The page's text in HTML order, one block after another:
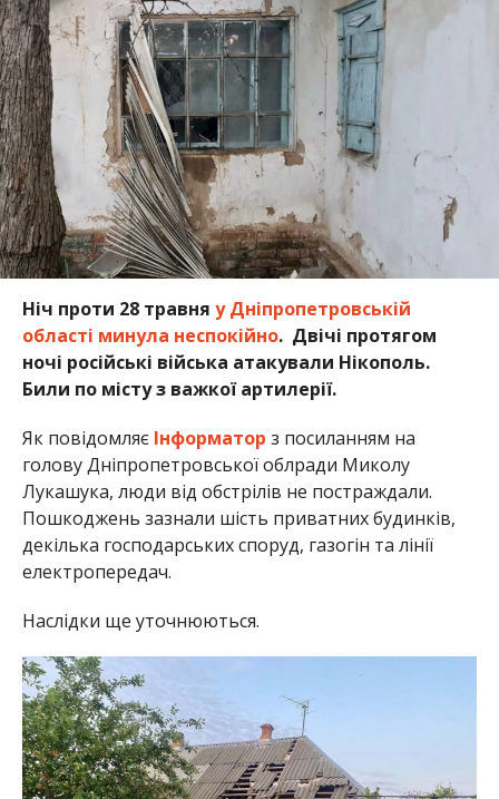
Ніч проти 28 травня у Дніпропетровській
області минула неспокійно. Двічі протягом
ночі російські війська атакували Нікополь.
Били по місту з важкої артилерії.
Як повідомляє Інформатор з посиланням на
голову Дніпропетровської облради Миколу
Лукашука, люди від обстрілів не постраждали.
Пошкоджень зазнали шість приватних будинків,
декілька господарських споруд, газогін та лінії
електропередач.
Наслідки ще уточнюються.